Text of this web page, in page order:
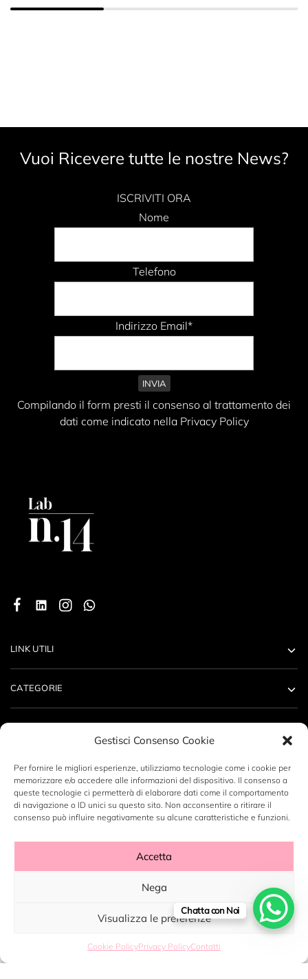
Gestisci Consenso Cookie
Per fornire le migliori esperienze, utilizziamo tecnologie come i cookie per
memorizzare e/o accedere alle informazioni del dispositivo. Il consenso a
queste tecnologie ci permetterà di elaborare dati come il comportamento
di navigazione o ID unici su questo sito. Non acconsentire o ritirare il
consenso può influire negativamente su alcune caratteristiche e funzioni.
Accetta
Nega
Visualizza le preferenze
Cookie PolicyPrivacy PolicyContatti
Vuoi Ricevere tutte le nostre News?
ISCRIVITI ORA
Nome
Telefono
Indirizzo Email*
Compilando il form presti il consenso al trattamento dei
dati come indicato nella Privacy Policy
LINK UTILI
CATEGORIE
CONTATTI
Copyright ©2023 LABORATORIO N14 SRL - P.Iva: 12496530960
- ByDeZign Art
Chatta con Noi